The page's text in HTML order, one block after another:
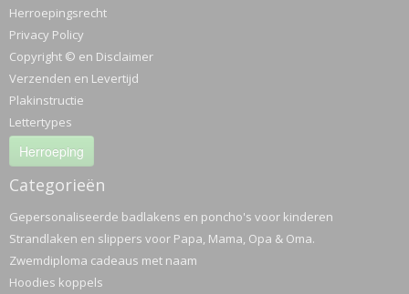
Herroepingsrecht
Privacy Policy
Copyright © en Disclaimer
Verzenden en Levertijd
Plakinstructie
Lettertypes
Herroeping
Categorieën
Gepersonaliseerde badlakens en poncho's voor kinderen
Strandlaken en slippers voor Papa, Mama, Opa & Oma.
Zwemdiploma cadeaus met naam
Hoodies koppels